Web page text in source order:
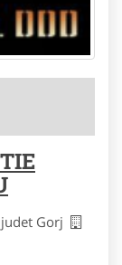
judet Gorj